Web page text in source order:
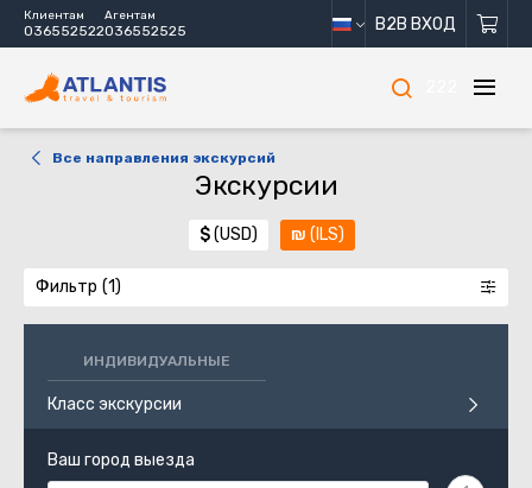
Клиентам
036552522
Агентам
036552525 B2B ВХОД
Все направления экскурсий
Экскурсии
$(USD) ₪ (ILS)
Фильтр
ИНДИВИДУАЛЬНЫЕ
Класс экскурсии
Ваш город выезда